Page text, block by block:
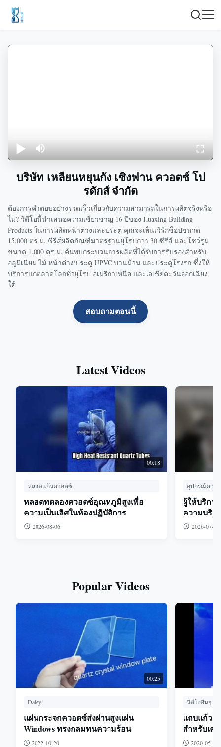
บริษัท เหลียนหยุนกัง เซิงฟาน ควอตซ์ โป
รดักส์ จำกัด
ต้องการคำตอบอย่างรวดเร็วเกี่ยวกับความสามารถในการผลิตจริงหรือ
ไม่? วิดีโอนี้นำเสนอความเชี่ยวชาญ 16 ปีของ Huaxing Building
Products ในการผลิตหน้าต่างและประตู คุณจะเห็นเวิร์กช็อปขนาด
15,000 ตร.ม. ซีรีส์ผลิตภัณฑ์มาตรฐานยุโรปกว่า 30 ซีรีส์ และโชว์รูม
ขนาด 1,000 ตร.ม. ค้นพบกระบวนการผลิตที่ได้รับการรับรองสำหรับ
อลูมิเนียม ไม้ หน้าต่าง/ประตู UPVC บานม้วน และประตูโรงรถ ซึ่งให้
บริการแก่ตลาดโลกทั่วยุโรป อเมริกาเหนือ และเอเชียตะวันออกเฉียง
ใต้
สอบถามตอนนี้
Latest Videos
00:18
หลอดแก้วควอตซ์
หลอดทดลองควอตซ์อุณหภูมิสูงเพื่อ
ความเป็นเลิศในห้องปฏิบัติการ
2026-08-06
อุปกรณ์ควอ
ผู้ให้บริกา
ความบริสุ
2026-07-18
Popular Videos
00:25
Daley
แผ่นกระจกควอตซ์ส่งผ่านสูงแผ่น
Windows ทรงกลมทนความร้อน
2022-10-20
วิดีโออื่นๆ
แถบแก้ว
สำหรับเค
2020-05-15